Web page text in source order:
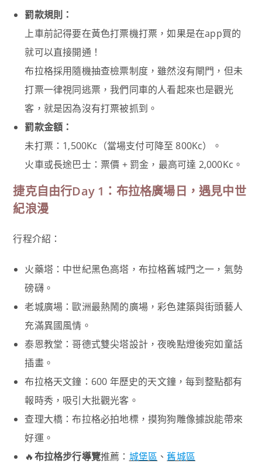
罰款規則：
上車前記得要在黃色打票機打票，如果是在app買的
就可以直接開通！
布拉格採用隨機抽查檢票制度，雖然沒有閘門，但未
打票一律視同逃票，我們同車的人看起來也是觀光
客，就是因為沒有打票被抓到。
罰款金額：
未打票：1,500Kc（當場支付可降至 800Kc）。
火車或長途巴士：票價 + 罰金，最高可達 2,000Kc。
捷克自由行Day 1：布拉格廣場日，遇見中世
紀浪漫
行程介紹：
火藥塔：中世紀黑色高塔，布拉格舊城門之一，氣勢
磅礴。
老城廣場：歐洲最熱鬧的廣場，彩色建築與街頭藝人
充滿異國風情。
泰恩教堂：哥德式雙尖塔設計，夜晚點燈後宛如童話
插畫。
布拉格天文鐘：600 年歷史的天文鐘，每到整點都有
報時秀，吸引大批觀光客。
查理大橋：布拉格必拍地標，摸狗狗雕像據說能帶來
好運。
🔥布拉格步行導覽推薦： 城堡區 、 舊城區